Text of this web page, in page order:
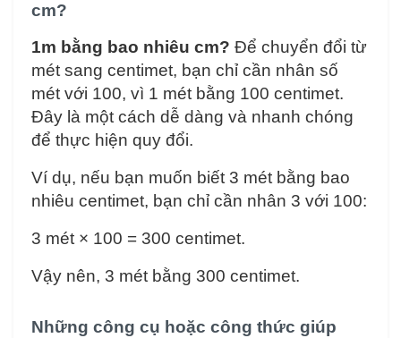
cm?
1m bằng bao nhiêu cm? Để chuyển đổi từ
mét sang centimet, bạn chỉ cần nhân số
mét với 100, vì 1 mét bằng 100 centimet.
Đây là một cách dễ dàng và nhanh chóng
để thực hiện quy đổi.
Ví dụ, nếu bạn muốn biết 3 mét bằng bao
nhiêu centimet, bạn chỉ cần nhân 3 với 100:
3 mét × 100 = 300 centimet.
Vậy nên, 3 mét bằng 300 centimet.
Những công cụ hoặc công thức giúp